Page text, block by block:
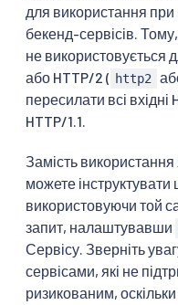
для використання при
бекенд-сервісів.
не використовується
або HTTP/2 ( http2
пересилати всі
HTTP/1.1.
Замість
можете
використовуючи той
запит, налаштувавши
Сервісу. Зверніть
сервісами, які не
ризикованим,